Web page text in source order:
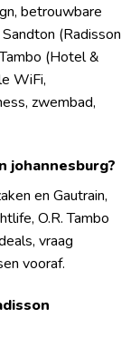
betrouwbare
(Radisson
(Hotel &
WiFi,
zwembad,
johannesburg?
en Gautrain,
O.R. Tambo
vraag
vooraf.